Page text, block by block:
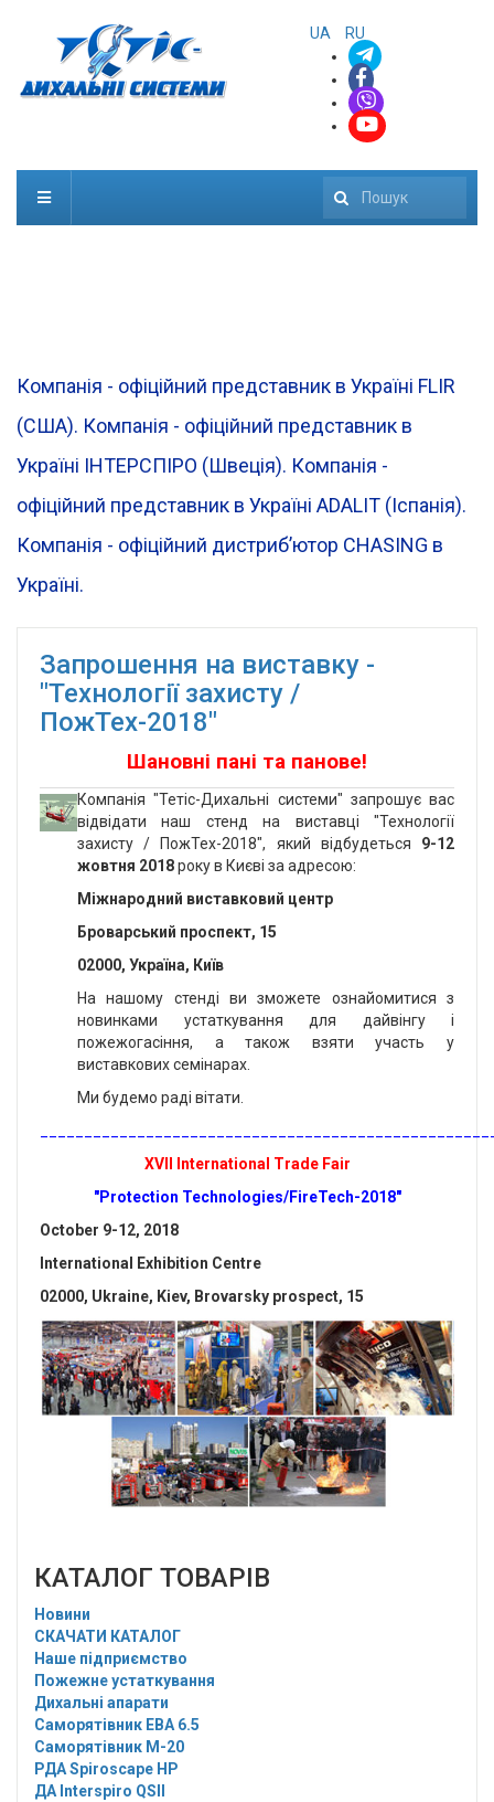
UA RU
Пошук
Компанія - офіційний представник в Україні FLIR
(CША). Компанія - офіційний представник в
Україні ІНТЕРСПІРО (Швеція). Компанія -
офіційний представник в Україні ADALIT (Іспанія).
Компанія - офіційний дистрибʼютор CHASING в
Україні.
Запрошення на виставку -
"Технології захисту /
ПожТех-2018"
Шановні пані та панове!
Компанія "Тетіс-Дихальні системи" запрошує вас
відвідати наш стенд на виставці "Технології
захисту / ПожТех-2018", який відбудеться 9-12
жовтня 2018року в Києві за адресою:
Міжнародний виставковий центр
Броварський проспект, 15
02000, Україна, Київ
На нашому стенді ви зможете ознайомитися з
новинками устаткування для дайвінгу і
пожежогасіння, а також взяти участь у
виставкових семінарах.
Ми будемо раді вітати.
XVII International Trade Fair
"Protection Technologies/FireTech-2018"
October 9-12, 2018
International Exhibition Centre
02000, Ukraine, Kiev, Brovarsky prospect, 15
КАТАЛОГ ТОВАРІВ
Новини
СКАЧАТИ КАТАЛОГ
Наше підприємство
Пожежне устаткування
Дихальні апарати
Саморятівник EBA 6.5
Саморятівник M-20
РДА Spiroscape HP
ДА Interspiro QSII